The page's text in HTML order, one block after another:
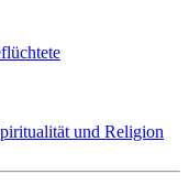
und Religion